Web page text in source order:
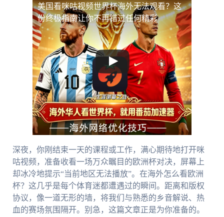
美国看咪咕视频世界杯海外无法观看？这
份终极指南让你不再错过任何精彩
深夜，你刚结束一天的课程或工作，满心期待地打开咪
咕视频，准备收看一场万众瞩目的欧洲杯对决，屏幕上
却冰冷地提示“当前地区无法播放”。在海外怎么看欧洲
杯？这几乎是每个体育迷都遭遇过的瞬间。距离和版权
协议，像一道无形的墙，将我们与熟悉的乡音解说、热
血的赛场氛围隔开。别急，这篇文章正是为你准备的。